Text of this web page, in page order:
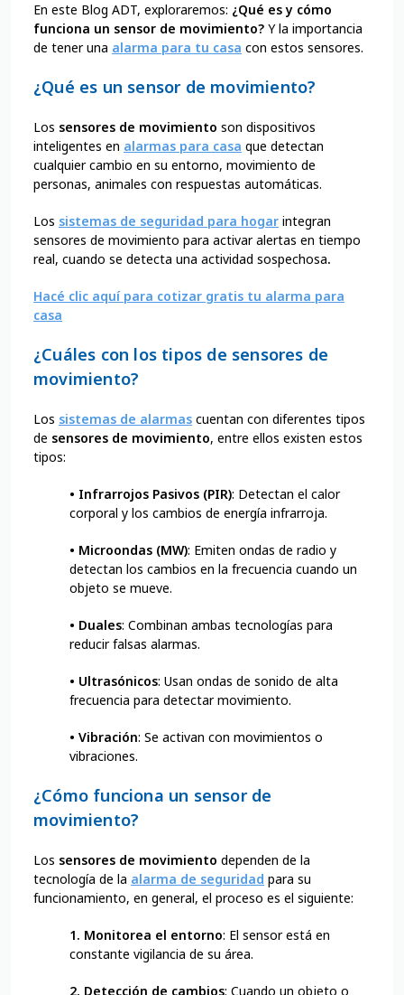
En este Blog ADT, exploraremos: ¿Qué es y cómo
funciona un sensor de movimiento? Y la importancia
de tener una alarma para tu casa con estos sensores.
¿Qué es un sensor de movimiento?
Los sensores de movimiento son dispositivos
inteligentes en alarmas para casa que detectan
cualquier cambio en su entorno, movimiento de
personas, animales con respuestas automáticas.
Los sistemas de seguridad para hogar integran
sensores de movimiento para activar alertas en tiempo
real, cuando se detecta una actividad sospechosa.
Hacé clic aquí para cotizar gratis tu alarma para
casa
¿Cuáles con los tipos de sensores de
movimiento?
Los sistemas de alarmas cuentan con diferentes tipos
de sensores de movimiento, entre ellos existen estos
tipos:
• Infrarrojos Pasivos (PIR): Detectan el calor
corporal y los cambios de energía infrarroja.
• Microondas (MW): Emiten ondas de radio y
detectan los cambios en la frecuencia cuando un
objeto se mueve.
• Duales: Combinan ambas tecnologías para
reducir falsas alarmas.
• Ultrasónicos: Usan ondas de sonido de alta
frecuencia para detectar movimiento.
• Vibración: Se activan con movimientos o
vibraciones.
¿Cómo funciona un sensor de
movimiento?
Los sensores de movimiento dependen de la
tecnología de la alarma de seguridad para su
funcionamiento, en general, el proceso es el siguiente:
1. Monitorea el entorno: El sensor está en
constante vigilancia de su área.
2. Detección de cambios: Cuando un objeto o